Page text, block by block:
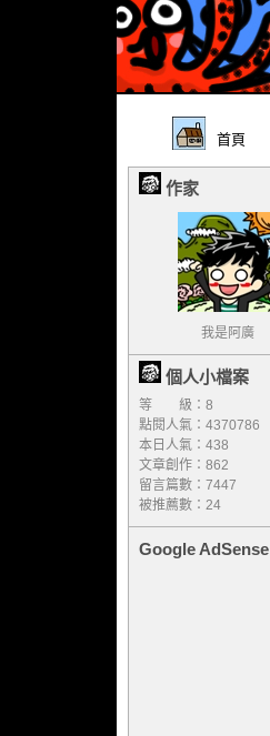
首頁
作家
我是阿廣
個人小檔案
等 級：8
點閱人氣：4370786
本日人氣：438
文章創作：862
留言篇數：7447
被推薦數： 24
Google AdSense